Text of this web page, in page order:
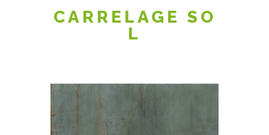
CARRELAGE SO
L